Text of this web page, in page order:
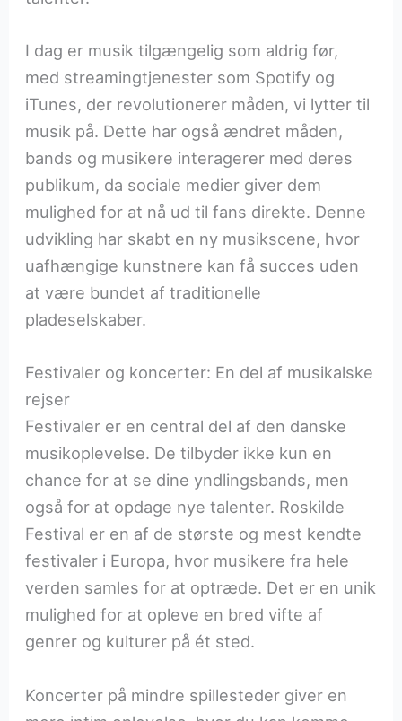
I dag er musik tilgængelig som aldrig før,
med streamingtjenester som Spotify og
iTunes, der revolutionerer måden, vi lytter til
musik på. Dette har også ændret måden,
bands og musikere interagerer med deres
publikum, da sociale medier giver dem
mulighed for at nå ud til fans direkte. Denne
udvikling har skabt en ny musikscene, hvor
uafhængige kunstnere kan få succes uden
at være bundet af traditionelle
pladeselskaber.
Festivaler og koncerter: En del af musikalske
rejser
Festivaler er en central del af den danske
musikoplevelse. De tilbyder ikke kun en
chance for at se dine yndlingsbands, men
også for at opdage nye talenter. Roskilde
Festival er en af de største og mest kendte
festivaler i Europa, hvor musikere fra hele
verden samles for at optræde. Det er en unik
mulighed for at opleve en bred vifte af
genrer og kulturer på ét sted.
Koncerter på mindre spillesteder giver en